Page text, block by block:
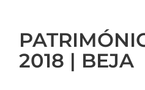
2018 | BEJA